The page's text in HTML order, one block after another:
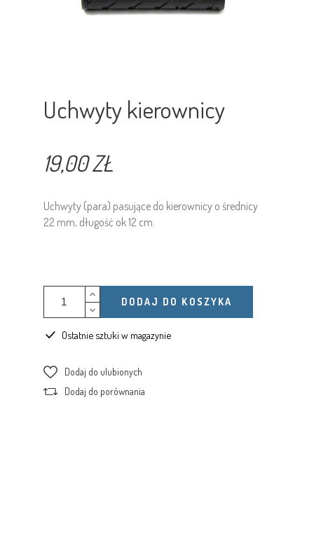
Uchwyty kierownicy
19,00 ZŁ
Uchwyty (para) pasujące do kierownicy o średnicy
22 mm, długość ok 12 cm.
DODAJ DO KOSZYKA
Ostatnie sztuki w magazynie
Dodaj do ulubionych
Dodaj do porównania